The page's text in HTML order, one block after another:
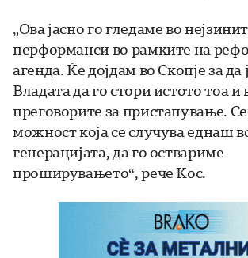
„Ова јасно го гледаме во
перформанси во рамките на
агенда. Ќе дојдам во Скопје за да
Владата да го стори истото тоа и
преговорите за пристапување.
можност која се случува еднаш
генерацијата, да го оствариме
проширувањето“, рече Кос.